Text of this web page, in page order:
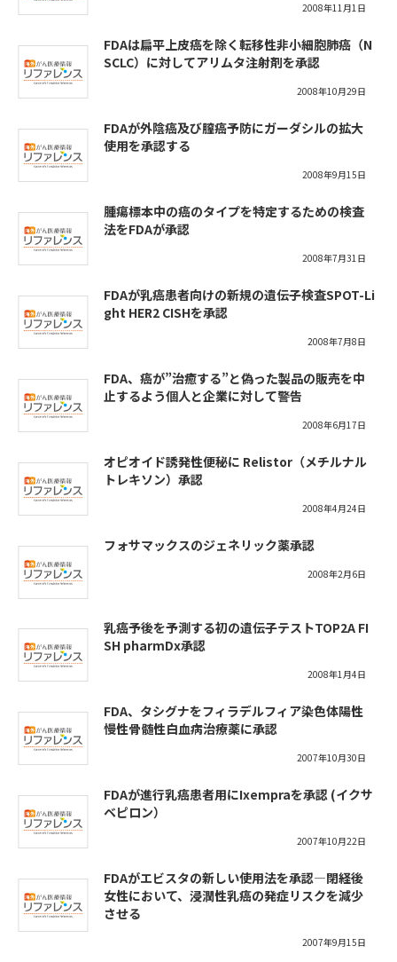
2008年11月1日
FDAは扁平上皮癌を除く転移性非小細胞肺癌（N
SCLC）に対してアリムタ注射剤を承認
2008年10月29日
FDAが外陰癌及び膣癌予防にガーダシルの拡大
使用を承認する
2008年9月15日
腫瘍標本中の癌のタイプを特定するための検査
法をFDAが承認
2008年7月31日
FDAが乳癌患者向けの新規の遺伝子検査SPOT-Li
ght HER2 CISHを承認
2008年7月8日
FDA、癌が”治癒する”と偽った製品の販売を中
止するよう個人と企業に対して警告
2008年6月17日
オピオイド誘発性便秘に Relistor（メチルナル
トレキソン）承認
2008年4月24日
フォサマックスのジェネリック薬承認
2008年2月6日
乳癌予後を予測する初の遺伝子テストTOP2A FI
SH pharmDx承認
2008年1月4日
FDA、タシグナをフィラデルフィア染色体陽性
慢性骨髄性白血病治療薬に承認
2007年10月30日
FDAが進行乳癌患者用にIxempraを承認 (イクサ
ベピロン）
2007年10月22日
FDAがエビスタの新しい使用法を承認―閉経後
女性において、浸潤性乳癌の発症リスクを減少
させる
2007年9月15日